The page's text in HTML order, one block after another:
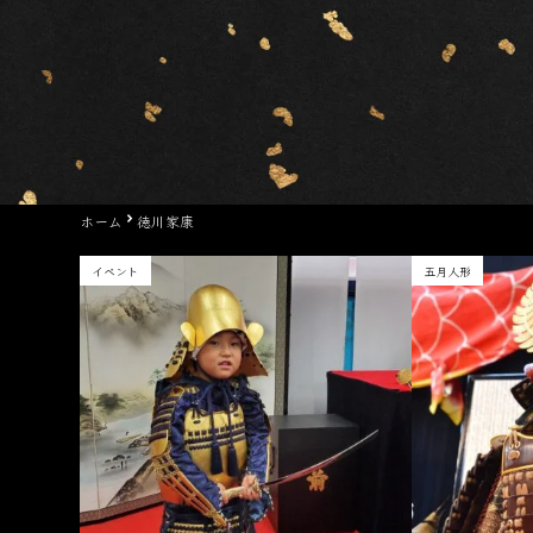
ホーム 徳川家康
イベント 五月人形